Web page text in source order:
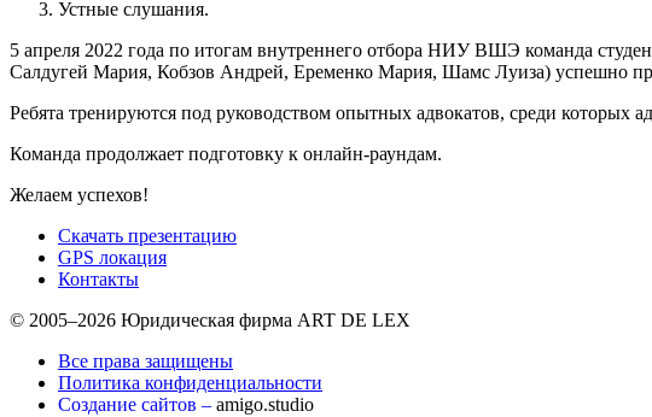
Устные слушания.
5 апреля 2022 года по итогам внутреннего отбора НИУ ВШЭ команда
Салдугей Мария, Кобзов Андрей, Еременко Мария, Шамс Луиза) успешно
Ребята тренируются под руководством опытных адвокатов, среди которых
Команда продолжает подготовку к онлайн-раундам.
Желаем успехов!
Скачать презентацию
GPS локация
Контакты
© 2005–2026 Юридическая фирма ART DE LEX
Все права защищены
Политика конфиденциальности
Создание сайтов – amigo.studio